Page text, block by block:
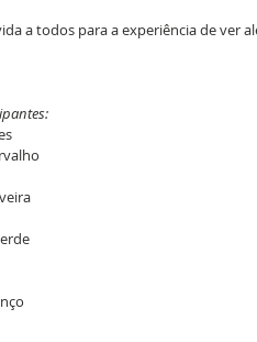
a todos para a experiência de ver